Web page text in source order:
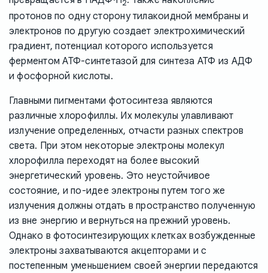
2
протонов по одну сторону тилакоидной мембраны и
электронов по другую создает электрохимический
градиент, потенциал которого используется
ферментом АТФ-синтетазой для синтеза АТФ из АДФ
и фосфорной кислоты.
Главными пигментами фотосинтеза являются
различные хлорофиллы. Их молекулы улавливают
излучение определенных, отчасти разных спектров
света. При этом некоторые электроны молекул
хлорофилла переходят на более высокий
энергетический уровень. Это неустойчивое
состояние, и по-идее электроны путем того же
излучения должны отдать в пространство полученную
из вне энергию и вернуться на прежний уровень.
Однако в фотосинтезирующих клетках возбужденные
электроны захватываются акцепторами и с
постепенным уменьшением своей энергии передаются